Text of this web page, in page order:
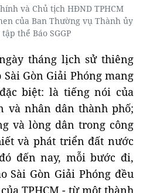
và Chủ tịch HĐND TPHCM
của Ban Thường vụ Thành ủy
thể Báo SGGP
tháng lịch sử thiêng
Gòn Giải Phóng mang
biệt: là tiếng nói của
và nhân dân thành phố;
và lòng dân trong công
và phát triển đất nước
đến nay, mỗi bước đi,
Sài Gòn Giải Phóng đều